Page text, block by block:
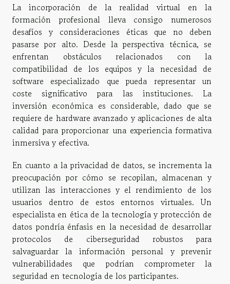
La incorporación de la realidad virtual en la
formación profesional lleva consigo numerosos
desafíos y consideraciones éticas que no deben
pasarse por alto. Desde la perspectiva técnica, se
enfrentan obstáculos relacionados con la
compatibilidad de los equipos y la necesidad de
software especializado que pueda representar un
coste significativo para las instituciones. La
inversión económica es considerable, dado que se
requiere de hardware avanzado y aplicaciones de alta
calidad para proporcionar una experiencia formativa
inmersiva y efectiva.
En cuanto a la privacidad de datos, se incrementa la
preocupación por cómo se recopilan, almacenan y
utilizan las interacciones y el rendimiento de los
usuarios dentro de estos entornos virtuales. Un
especialista en ética de la tecnología y protección de
datos pondría énfasis en la necesidad de desarrollar
protocolos de ciberseguridad robustos para
salvaguardar la información personal y prevenir
vulnerabilidades que podrían comprometer la
seguridad en tecnología de los participantes.